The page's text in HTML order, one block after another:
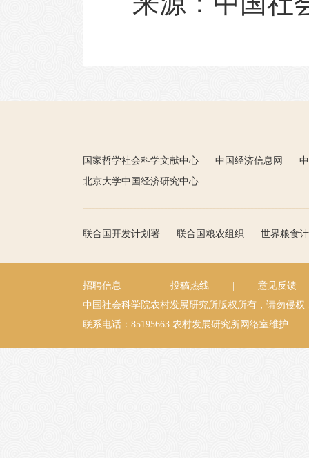
国家哲学社会科学文献中心 中国经济信息网
北京大学中国经济研究中心
联合国开发计划署 联合国粮农组织 世界粮食
招聘信息 投稿热线
意见反馈
中国社会科学院农村发展研究所版权所有，请勿侵权
联系电话：85195663 农村发展研究所网络室维护